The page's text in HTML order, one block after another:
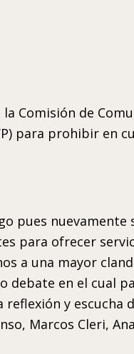
Comisión de
para prohibir en
pues
para ofrecer
a una mayor
debate en el
y
Marcos Cleri,